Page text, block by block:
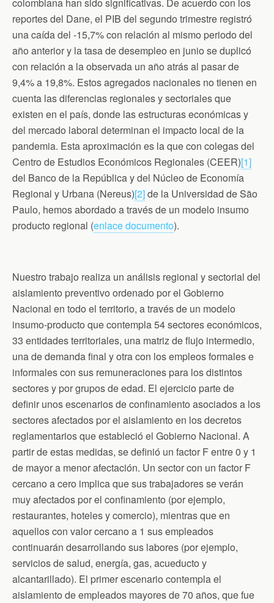
o
o
k
e
r
F
r
i
e
n
d
l
y
A
p
p
reportes del Dane, el PIB del segundo trimestre registró
una caída del -15,7% con relación al mismo periodo del
año anterior y la tasa de desempleo en junio se duplicó
con relación a la observada un año atrás al pasar de
9,4% a 19,8%. Estos agregados nacionales no tienen en
cuenta las diferencias regionales y sectoriales que
existen en el país, donde las estructuras económicas y
del mercado laboral determinan el impacto local de la
pandemia. Esta aproximación es la que con colegas del
Centro de Estudios Económicos Regionales (CEER)[1]
del Banco de la República y del Núcleo de Economía
Regional y Urbana (Nereus)[2]de la Universidad de São
Paulo, hemos abordado a través de un modelo insumo
producto regional (enlace documento).
Nuestro trabajo realiza un análisis regional y sectorial del
aislamiento preventivo ordenado por el Gobierno
Nacional en todo el territorio, a través de un modelo
insumo-producto que contempla 54 sectores económicos,
33 entidades territoriales, una matriz de flujo intermedio,
una de demanda final y otra con los empleos formales e
informales con sus remuneraciones para los distintos
sectores y por grupos de edad. El ejercicio parte de
definir unos escenarios de confinamiento asociados a los
sectores afectados por el aislamiento en los decretos
reglamentarios que estableció el Gobierno Nacional. A
partir de estas medidas, se definió un factor F entre 0 y 1
de mayor a menor afectación. Un sector con un factor F
cercano a cero implica que sus trabajadores se verán
muy afectados por el confinamiento (por ejemplo,
restaurantes, hoteles y comercio), mientras que en
aquellos con valor cercano a 1 sus empleados
continuarán desarrollando sus labores (por ejemplo,
servicios de salud, energía, gas, acueducto y
alcantarillado). El primer escenario contempla el
aislamiento de empleados mayores de 70 años, que fue